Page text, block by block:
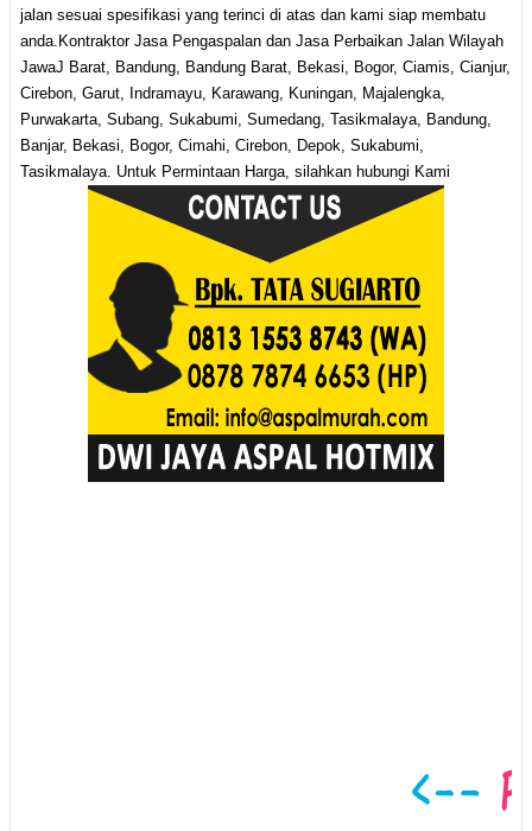
jalan sesuai spesifikasi yang terinci di atas dan kami siap membatu
anda.Kontraktor Jasa Pengaspalan dan Jasa Perbaikan Jalan Wilayah
JawaJ Barat, Bandung, Bandung Barat, Bekasi, Bogor, Ciamis, Cianjur,
Cirebon, Garut, Indramayu, Karawang, Kuningan, Majalengka,
Purwakarta, Subang, Sukabumi, Sumedang, Tasikmalaya, Bandung,
Banjar, Bekasi, Bogor, Cimahi, Cirebon, Depok, Sukabumi,
Tasikmalaya. Untuk Permintaan Harga, silahkan hubungi Kami